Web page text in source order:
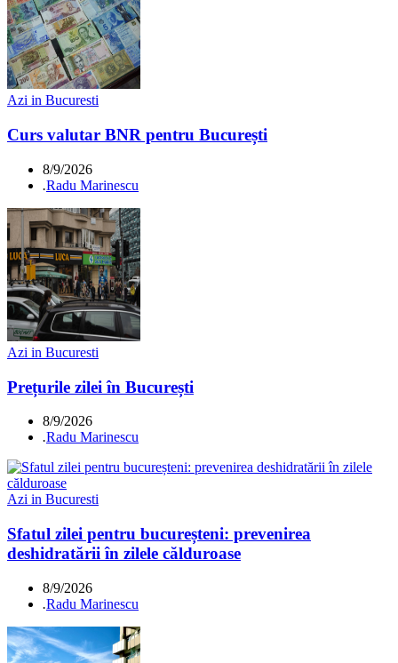
Azi in Bucuresti
Curs valutar BNR pentru București
8/9/2026
.Radu Marinescu
Azi in Bucuresti
Prețurile zilei în București
8/9/2026
.Radu Marinescu
Azi in Bucuresti
Sfatul zilei pentru bucureșteni: prevenirea
deshidratării în zilele călduroase
8/9/2026
.Radu Marinescu